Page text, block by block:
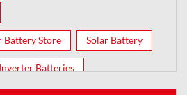
Battery Store Solar Battery
Inverter Batteries